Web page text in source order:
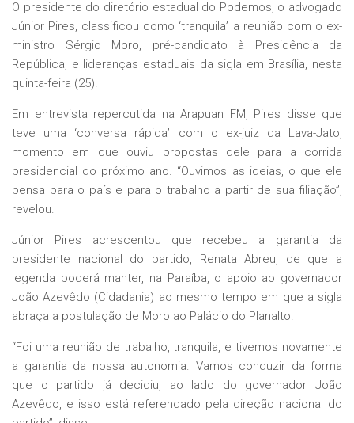
O presidente do diretório estadual do Podemos, o advogado
Júnior Pires, classificou como ‘tranquila’ a reunião com o ex-
ministro Sérgio Moro, pré-candidato à Presidência da
República, e lideranças estaduais da sigla em Brasília, nesta
quinta-feira (25).
Em entrevista repercutida na Arapuan FM, Pires disse que
teve uma ‘conversa rápida’ com o ex-juiz da Lava-Jato,
momento em que ouviu propostas dele para a corrida
presidencial do próximo ano. “Ouvimos as ideias, o que ele
pensa para o país e para o trabalho a partir de sua filiação”,
revelou.
Júnior Pires acrescentou que recebeu a garantia da
presidente nacional do partido, Renata Abreu, de que a
legenda poderá manter, na Paraíba, o apoio ao governador
João Azevêdo (Cidadania) ao mesmo tempo em que a sigla
abraça a postulação de Moro ao Palácio do Planalto.
“Foi uma reunião de trabalho, tranquila, e tivemos novamente
a garantia da nossa autonomia. Vamos conduzir da forma
que o partido já decidiu, ao lado do governador João
Azevêdo, e isso está referendado pela direção nacional do